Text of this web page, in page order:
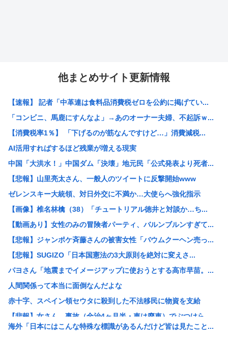
他まとめサイト更新情報
【速報】 記者「中革連は食料品消費税ゼロを公約に掲げてい...
「コンビニ、馬鹿にすんなよ」→あのオーナー夫婦、不起訴ｗ...
【消費税率1％】 「下げるのが筋なんですけど…」消費減税...
AI活用すればするほど残業が増える現実
中国「大洪水！」中国ダム「決壊」地元民「公式発表より死者...
【悲報】山里亮太さん、一般人のツイートに反撃開始www
ゼレンスキー大統領、対日外交に不満か…大使らへ強化指示
【画像】椎名林檎（38）「チュートリアル徳井と対談か…ち...
【動画あり】女性のみの冒険者パーティ、バルンブルンすぎて...
【悲報】ジャンポケ斉藤さんの被害女性「バウムクーヘン売っ...
【悲報】SUGIZO「日本国憲法の3大原則を絶対に変えさ...
パヨさん「地震までイメージアップに使おうとする高市早苗。...
人間関係って本当に面倒なんだよな
赤十字、スペイン領セウタに殺到した不法移民に物資を支給
【悲報】女さん、事故（全治4ヶ月半・車は廃車）でぶつけら...
高市早苗熊本視察PVを映像ディレクターが本気で分析した結...
海外「日本にはこんな特殊な標識があるんだけど皆は見たこと...